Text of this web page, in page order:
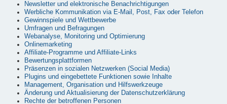
Newsletter und elektronische Benachrichtigungen
Werbliche Kommunikation via E-Mail, Post, Fax oder Telefon
Gewinnspiele und Wettbewerbe
Umfragen und Befragungen
Webanalyse, Monitoring und Optimierung
Onlinemarketing
Affiliate-Programme und Affiliate-Links
Bewertungsplattformen
Präsenzen in sozialen Netzwerken (Social Media)
Plugins und eingebettete Funktionen sowie Inhalte
Management, Organisation und Hilfswerkzeuge
Änderung und Aktualisierung der Datenschutzerklärung
Rechte der betroffenen Personen